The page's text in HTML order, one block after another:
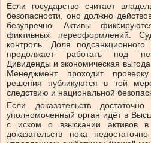
Если государство считает
безопасности, оно должно
безупречно. Активы
фиктивных переоформлений.
контроль. Доля
продолжает работать под
Дивиденды и экономическая
Менеджмент проходит
решения публикуются в той
следствию и национальной
Если доказательств
уполномоченный орган идёт в
с иском о взыскании активов в
доказательств пока